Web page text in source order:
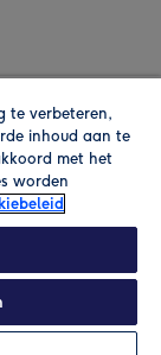
Lees de
te verbeteren,
inhoud aan te
met het
worden